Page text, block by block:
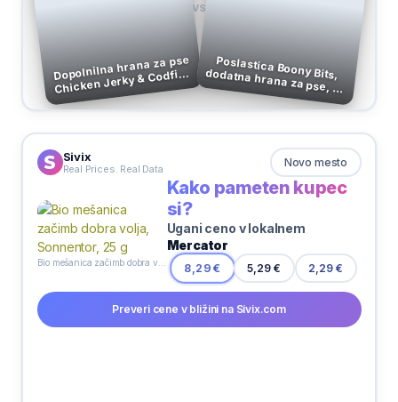
Dopolnilna hrana za pse
Chicken Jerky & Codfish
Sandwiches, 100 g
VS
Poslastica Boony Bits,
dodatna hrana za pse, 55
g
Sivix
Real Prices. Real Data Novo mesto
Kako pameten kupec
si?
Ugani ceno v lokalnem
Mercator
8,29 € 5,29 € 2,29 €
Preveri cene v bližini na Sivix.com